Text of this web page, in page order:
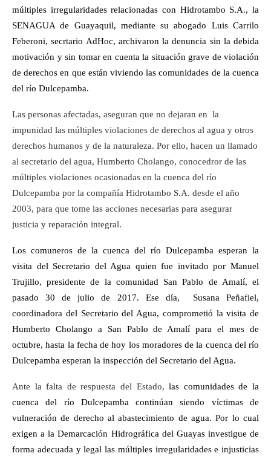
múltiples irregularidades relacionadas con Hidrotambo S.A., la
SENAGUA de Guayaquil, mediante su abogado Luis Carrilo
Feberoni, secrtario AdHoc, archivaron la denuncia sin la debida
motivación y sin tomar en cuenta la situación grave de violación
de derechos en que están viviendo las comunidades de la cuenca
del río Dulcepamba.
Las personas afectadas, aseguran que no dejaran en la
impunidad las múltiples violaciones de derechos al agua y otros
derechos humanos y de la naturaleza. Por ello, hacen un llamado
al secretario del agua, Humberto Cholango, conocedror de las
múltiples violaciones ocasionadas en la cuenca del río
Dulcepamba por la compañía Hidrotambo S.A. desde el año
2003, para que tome las acciones necesarias para asegurar
justicia y reparación integral.
Los comuneros de la cuenca del río Dulcepamba esperan la
visita del Secretario del Agua quien fue invitado por Manuel
Trujillo, presidente de la comunidad San Pablo de Amalí, el
pasado 30 de julio de 2017. Ese día, Susana Peñafiel,
coordinadora del Secretario del Agua, comprometió la visita de
Humberto Cholango a San Pablo de Amalí para el mes de
octubre, hasta la fecha de hoy los moradores de la cuenca del río
Dulcepamba esperan la inspección del Secretario del Agua.
Ante la falta de respuesta del Estado,las comunidades de la
cuenca del río Dulcepamba continúan siendo víctimas de
vulneración de derecho al abastecimiento de agua. Por lo cual
exigen a la Demarcación Hidrográfica del Guayas investigue de
forma adecuada y legal las múltiples irregularidades e injusticias